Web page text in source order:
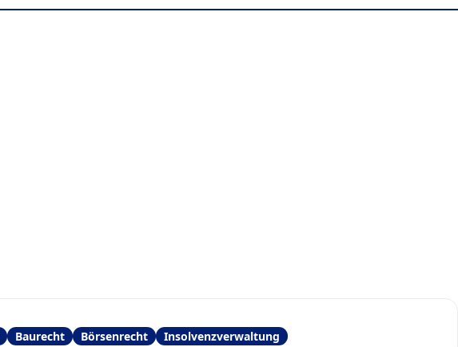
Baurecht Börsenrecht Insolvenzverwaltung